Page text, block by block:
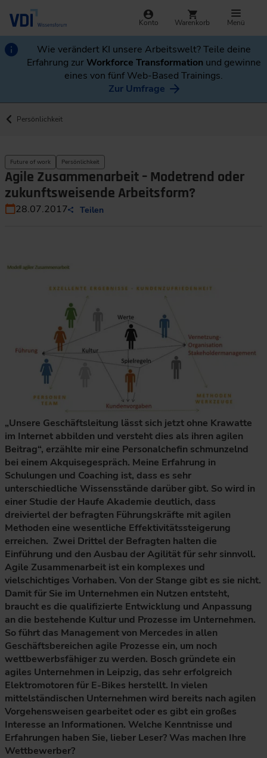
Konto Warenkorb Menü
Wie verändert KI unsere Arbeitswelt? Teile deine
Erfahrung zurWorkforce Transformation und gewinne
eines von fünf Web-Based Trainings.
Zur Umfrage
Persönlichkeit
Future of work Persönlichkeit
Agile Zusammenarbeit – Modetrend oder
zukunftsweisende Arbeitsform?
28.07.2017 Teilen
„Unsere Geschäftsleitung lässt sich jetzt ohne Krawatte
im Internet abbilden und versteht dies als ihren agilen
Beitrag“, erzählte mir eine Personalchefin schmunzelnd
bei einem Akquisegespräch. Meine Erfahrung in
Schulungen und Coaching ist, dass es sehr
unterschiedliche Wissensstände darüber gibt. So wird in
einer Studie der Haufe Akademie deutlich, dass
dreiviertel der befragten Führungskräfte mit agilen
Methoden eine wesentliche Effektivitätssteigerung
erreichen. Zwei Drittel der Befragten halten die
Einführung und den Ausbau der Agilität für sehr sinnvoll.
Agile Zusammenarbeit ist ein komplexes und
vielschichtiges Vorhaben. Von der Stange gibt es sie nicht.
Damit für Sie im Unternehmen ein Nutzen entsteht,
braucht es die qualifizierte Entwicklung und Anpassung
an die bestehende Kultur und Prozesse im Unternehmen.
So führt das Management von Mercedes in allen
Geschäftsbereichen agile Prozesse ein, um noch
wettbewerbsfähiger zu werden. Bosch gründete ein
agiles Unternehmen in Leipzig, das sehr erfolgreich
Elektromotoren für E-Bikes herstellt. In vielen
mittelständischen Unternehmen wird bereits nach agilen
Vorgehensweisen gearbeitet oder es gibt ein großes
Interesse an Informationen. Welche Kenntnisse und
Erfahrungen haben Sie, lieber Leser? Was machen Ihre
Wettbewerber?